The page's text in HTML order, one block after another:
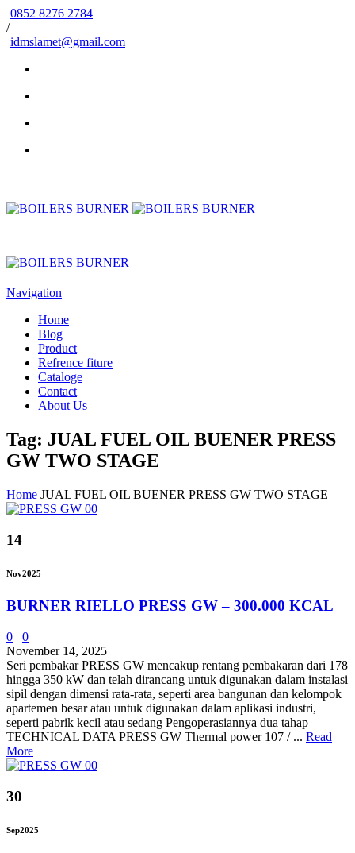
0852 8276 2784
/
idmslamet@gmail.com
Navigation
Home
Blog
Product
Refrence fiture
Cataloge
Contact
About Us
Tag: JUAL FUEL OIL BUENER PRESS
GW TWO STAGE
Home JUAL FUEL OIL BUENER PRESS GW TWO STAGE
14
Nov2025
BURNER RIELLO PRESS GW – 300.000 KCAL
0
0
November 14, 2025
Seri pembakar PRESS GW mencakup rentang pembakaran dari 178
hingga 350 kW dan telah dirancang untuk digunakan dalam instalasi
sipil dengan dimensi rata-rata, seperti area bangunan dan kelompok
apartemen besar atau untuk digunakan dalam aplikasi industri,
seperti pabrik kecil atau sedang Pengoperasiannya dua tahap
TECHNICAL DATA PRESS GW Thermal power 107 / ... Read
More
30
Sep2025